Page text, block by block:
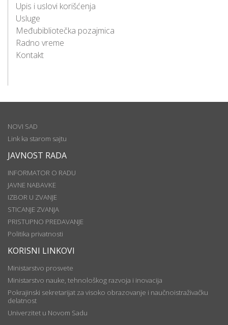
Upis i uslovi korišćenja
Usluge
Međubibliotečka pozajmica
Radno vreme
Kontakt
NOVI SAD
Link ka starom sajtu
JAVNOST RADA
INFORMATOR O RADU
JAVNE NABAVKE
IZBOR U ZVANJE
STICANJE ZVANJA
PRISTUPNO PREDAVANJE
Politika privatnosti
KORISNI LINKOVI
Ministarstvo prosvete
Ministarstvo nauke, tehnološkog razvoja i inovacija
Pokrajinski sekretarijat za visoko obrazovanje i naučnoistraživačku
delatnost
Univerzitet u Novom Sadu